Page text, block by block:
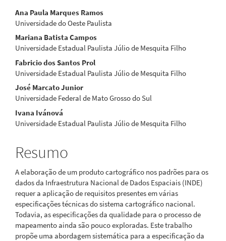
Conteúdo
do
artigo
principal
Ana Paula Marques Ramos
Universidade do Oeste Paulista
Mariana Batista Campos
Universidade Estadual Paulista Júlio de Mesquita Filho
Fabricio dos Santos Prol
Universidade Estadual Paulista Júlio de Mesquita Filho
José Marcato Junior
Universidade Federal de Mato Grosso do Sul
Ivana Ivánová
Universidade Estadual Paulista Júlio de Mesquita Filho
Resumo
A elaboração de um produto cartográfico nos padrões para os
dados da Infraestrutura Nacional de Dados Espaciais (INDE)
requer a aplicação de requisitos presentes em várias
especificações técnicas do sistema cartográfico nacional.
Todavia, as especificações da qualidade para o processo de
mapeamento ainda são pouco exploradas. Este trabalho
propõe uma abordagem sistemática para a especificação da